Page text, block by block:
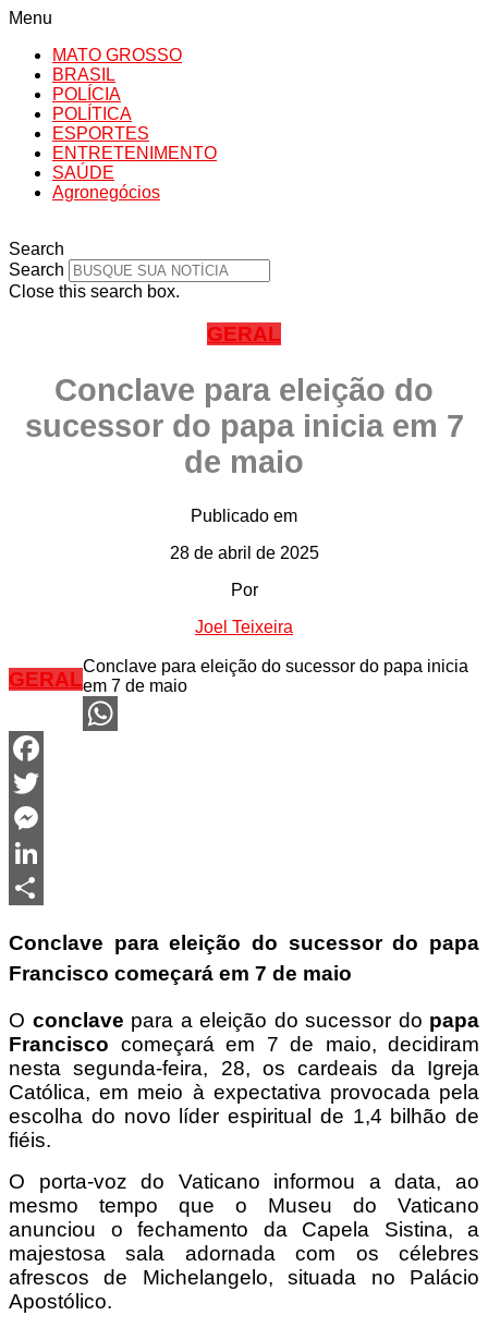
Menu
MATO GROSSO
BRASIL
POLÍCIA
POLÍTICA
ESPORTES
ENTRETENIMENTO
SAÚDE
Agronegócios
Search
Search
Close this search box.
GERAL
Conclave para eleição do
sucessor do papa inicia em 7
de maio
Publicado em
28 de abril de 2025
Por
Joel Teixeira
GERAL
Conclave para eleição do sucessor do papa inicia
em 7 de maio
WhatsApp
Facebook
Twitter
Messenger
LinkedIn
Conclave para eleição do sucessor do papa
Francisco começará em 7 de maio
O conclave para a eleição do sucessor do papa
Francisco começará em 7 de maio, decidiram
nesta segunda-feira, 28, os cardeais da Igreja
Católica, em meio à expectativa provocada pela
escolha do novo líder espiritual de 1,4 bilhão de
fiéis.
O porta-voz do Vaticano informou a data, ao
mesmo tempo que o Museu do Vaticano
anunciou o fechamento da Capela Sistina, a
majestosa sala adornada com os célebres
afrescos de Michelangelo, situada no Palácio
Apostólico.